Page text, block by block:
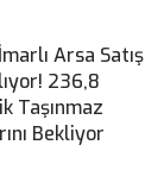
Arsa Satış
236,8
Taşınmaz
Bekliyor